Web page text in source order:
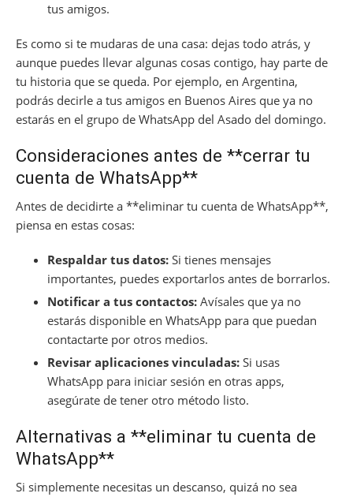
tus amigos.
Es como si te mudaras de una casa: dejas todo atrás, y
aunque puedes llevar algunas cosas contigo, hay parte de
tu historia que se queda. Por ejemplo, en Argentina,
podrás decirle a tus amigos en Buenos Aires que ya no
estarás en el grupo de WhatsApp del Asado del domingo.
Consideraciones antes de **cerrar tu
cuenta de WhatsApp**
Antes de decidirte a **eliminar tu cuenta de WhatsApp**,
piensa en estas cosas:
Respaldar tus datos: Si tienes mensajes
importantes, puedes exportarlos antes de borrarlos.
Notificar a tus contactos: Avísales que ya no
estarás disponible en WhatsApp para que puedan
contactarte por otros medios.
Revisar aplicaciones vinculadas: Si usas
WhatsApp para iniciar sesión en otras apps,
asegúrate de tener otro método listo.
Alternativas a **eliminar tu cuenta de
WhatsApp**
Si simplemente necesitas un descanso, quizá no sea